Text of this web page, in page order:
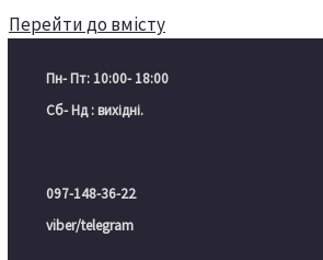
Перейти до вмісту
Пн- Пт: 10:00- 18:00
Сб- Нд : вихідні.
097-148-36-22
viber/telegram